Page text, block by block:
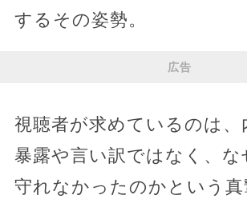
するその姿勢。
広告
視聴者が求めているのは、
暴露や言い訳ではなく、な
守れなかったのかという